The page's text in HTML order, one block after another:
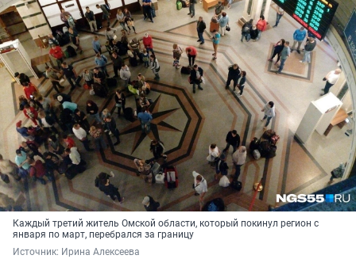
Каждый третий житель Омской области, который покинул регион с
января по март, перебрался за границу
Источник: Ирина Алексеева